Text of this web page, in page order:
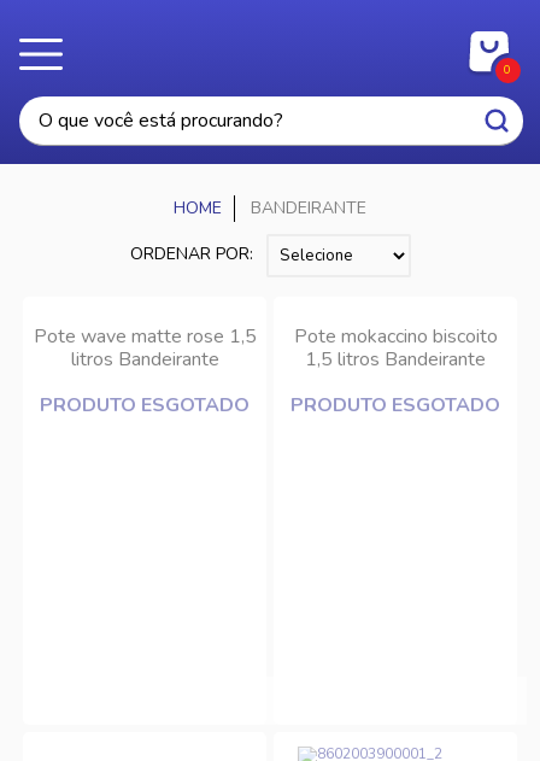
0
BANDEIRANTE
ORDENAR POR:
Pote wave matte rose 1,5
litros Bandeirante
PRODUTO ESGOTADO
Pote mokaccino biscoito
1,5 litros Bandeirante
PRODUTO ESGOTADO